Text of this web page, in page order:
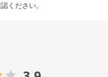
ください。